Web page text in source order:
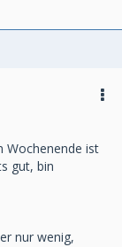
Wochenende ist
gut, bin
nur wenig,